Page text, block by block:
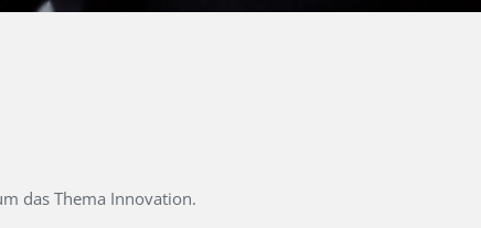
das Thema Innovation.